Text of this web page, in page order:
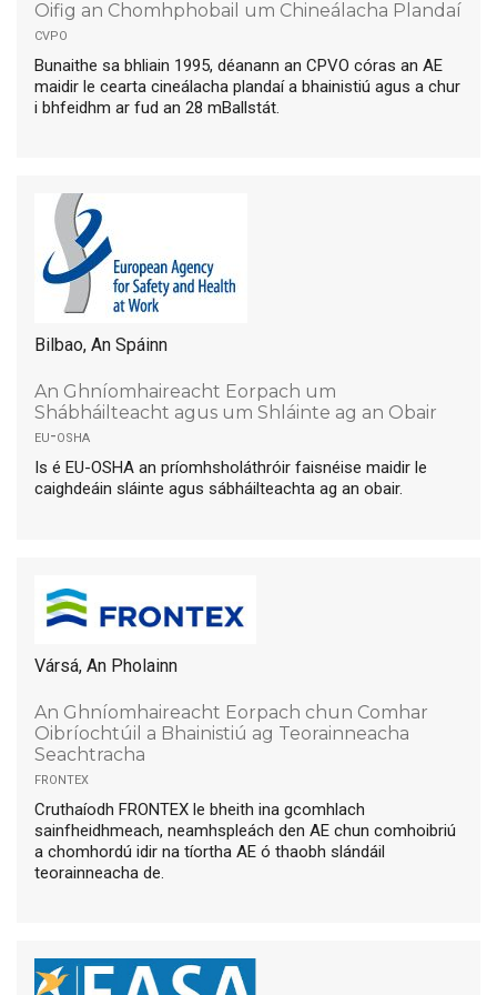
Oifig an Chomhphobail um Chineálacha Plandaí
cvpo
Bunaithe sa bhliain 1995, déanann an CPVO córas an AE
maidir le cearta cineálacha plandaí a bhainistiú agus a chur
i bhfeidhm ar fud an 28 mBallstát.
Bilbao, An Spáinn
An Ghníomhaireacht Eorpach um
Shábháilteacht agus um Shláinte ag an Obair
eu-osha
Is é EU-OSHA an príomhsholáthróir faisnéise maidir le
caighdeáin sláinte agus sábháilteachta ag an obair.
Vársá, An Pholainn
An Ghníomhaireacht Eorpach chun Comhar
Oibríochtúil a Bhainistiú ag Teorainneacha
Seachtracha
frontex
Cruthaíodh FRONTEX le bheith ina gcomhlach
sainfheidhmeach, neamhspleách den AE chun comhoibriú
a chomhordú idir na tíortha AE ó thaobh slándáil
teorainneacha de.